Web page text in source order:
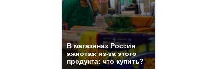
В магазинах России
ажиотаж из-за этого
продукта: что купить?